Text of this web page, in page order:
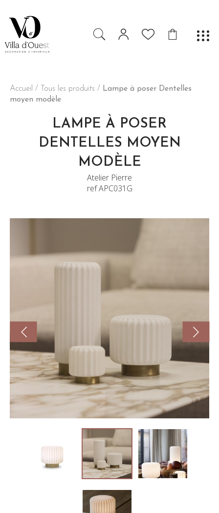
Accueil / Tous les produits / Lampe à poser Dentelles
moyen modèle
LAMPE À POSER
DENTELLES MOYEN
MODÈLE
Atelier Pierre
ref APC031G